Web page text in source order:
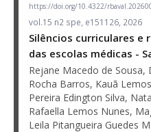
https://doi.org/10.4322/
vol.15 n2 spe, e151126, 2026
Silêncios curriculares e
das escolas médicas -
Rejane Macedo de Sousa,
Rocha Barros, Kauã
Pereira Edington Silva,
Rafaella Lemos Nunes,
Leila Pitangueira Guedes